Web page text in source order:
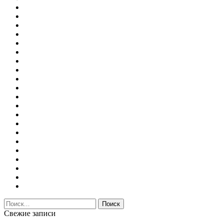
Свежие записи